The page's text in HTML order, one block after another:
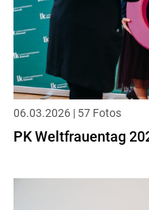
06.03.2026 | 57 Fotos
PK Weltfrauentag